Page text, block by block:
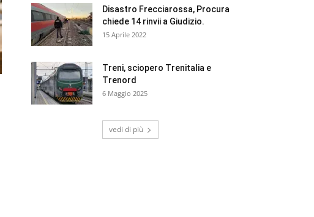
Disastro Frecciarossa, Procura
chiede 14 rinvii a Giudizio.
15 Aprile 2022
Treni, sciopero Trenitalia e
Trenord
6 Maggio 2025
vedi di più